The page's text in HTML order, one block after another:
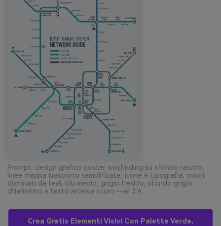
Prompt: design grafico poster wayfinding su sfondo neutro,
linee mappa trasporto semplificate, icone e tipografia, colori
dominati da teal, blu medio, grigio freddo, sfondo grigio
chiarissimo e testo ardesia scuro --ar 3:4
Crea Gratis Elementi Visivi Con Palette Verde,